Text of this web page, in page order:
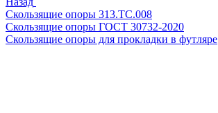
Скользящие опоры 313.ТС.008
Скользящие опоры ГОСТ 30732-2020
Скользящие опоры для прокладки в футляре